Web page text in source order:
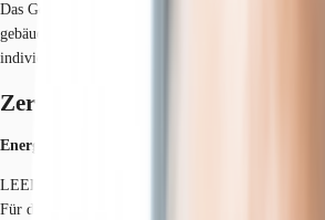
Das Gebäude erkennt frühzeitig, wer gerade das
gebäudeeigene App sorgt dafür, dass Belichtung
individuell voreingestellt sind.
Zertifizierungen
Energieausweis
LEED: Gold
Für diese Liegenschaft liegt ein Bedarfsausweis